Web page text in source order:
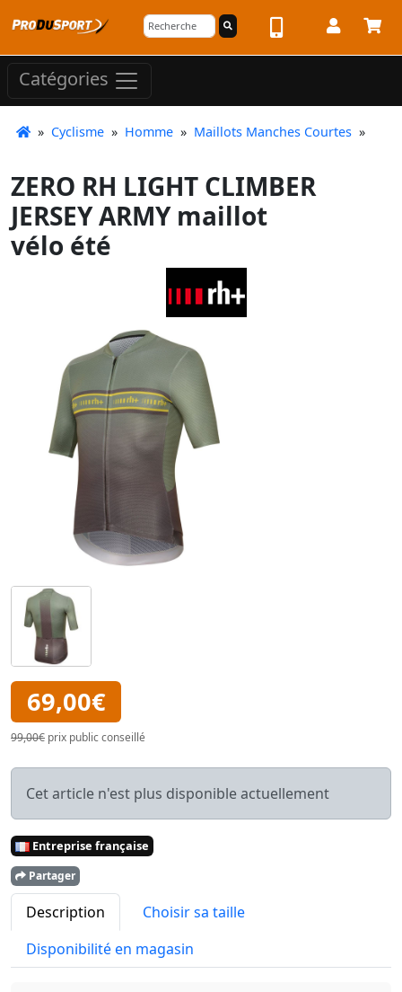
Catégories
» Cyclisme » Homme » Maillots Manches Courtes »
ZERO RH LIGHT CLIMBER
JERSEY ARMY maillot
vélo été
69,00€
99,00€ prix public conseillé
Cet article n'est plus disponible actuellement
Entreprise française
Partager
Description
Choisir sa taille
Disponibilité en magasin